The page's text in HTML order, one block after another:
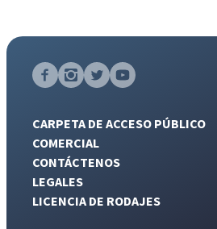
CARPETA DE ACCESO PÚBLICO
COMERCIAL
CONTÁCTENOS
LEGALES
LICENCIA DE RODAJES